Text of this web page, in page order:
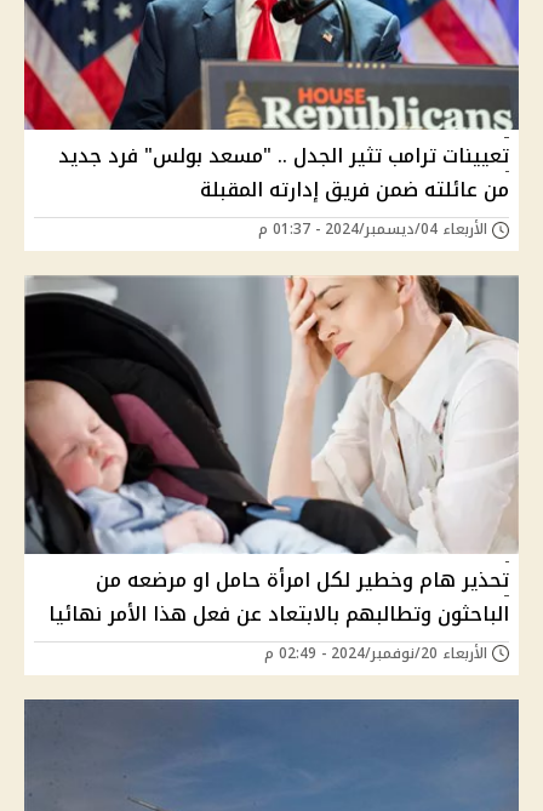
تعيينات ترامب تثير الجدل .. "مسعد بولس" فرد جديد
من عائلته ضمن فريق إدارته المقبلة
الأربعاء 04/ديسمبر/2024 - 01:37 م
تحذير هام وخطير لكل امرأة حامل او مرضعه من
الباحثون وتطالبهم بالابتعاد عن فعل هذا الأمر نهائيا
الأربعاء 20/نوفمبر/2024 - 02:49 م